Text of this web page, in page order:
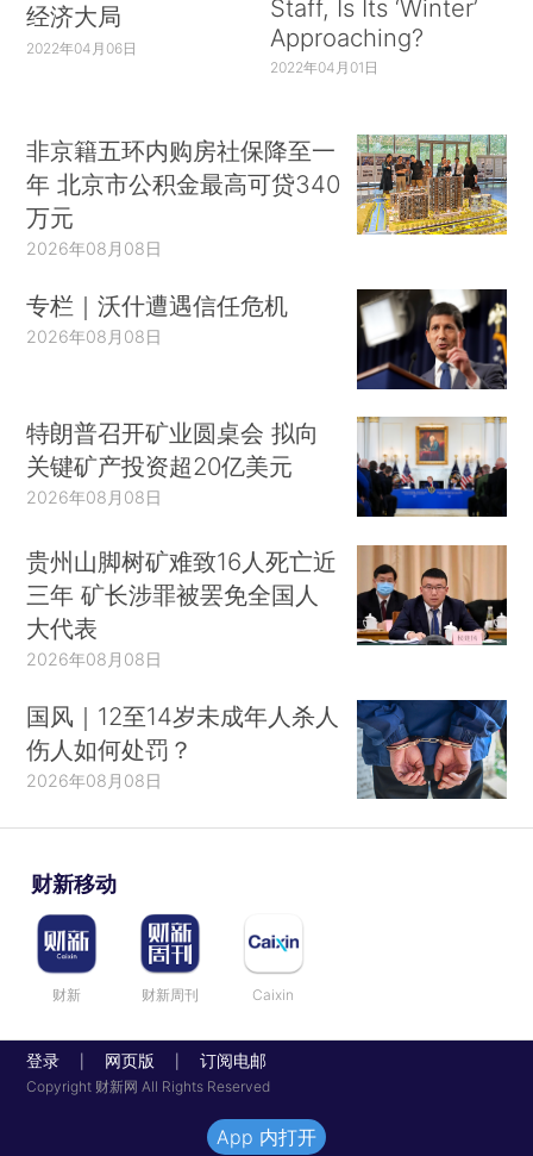
经济大局
2022年04月06日
Staff, Is Its ‘Winter’
Approaching?
2022年04月01日
非京籍五环内购房社保降至一
年 北京市公积金最高可贷340
万元
2026年08月08日
专栏｜沃什遭遇信任危机
2026年08月08日
特朗普召开矿业圆桌会 拟向
关键矿产投资超20亿美元
2026年08月08日
贵州山脚树矿难致16人死亡近
三年 矿长涉罪被罢免全国人
大代表
2026年08月08日
国风｜12至14岁未成年人杀人
伤人如何处罚？
2026年08月08日
财新移动
财新 财新周刊 Caixin
登录 网页版 订阅电邮
Copyright 财新网 All Rights Reserved
App 内打开